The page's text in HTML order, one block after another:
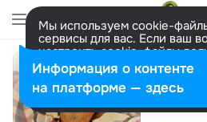
Мы используем cookie-
сервисы для вас. Если ваш
настроить cookie-файлы
представитель. Больше
Разрешить все Настроить
Виталий
Информация о контенте
на платформе — здесь